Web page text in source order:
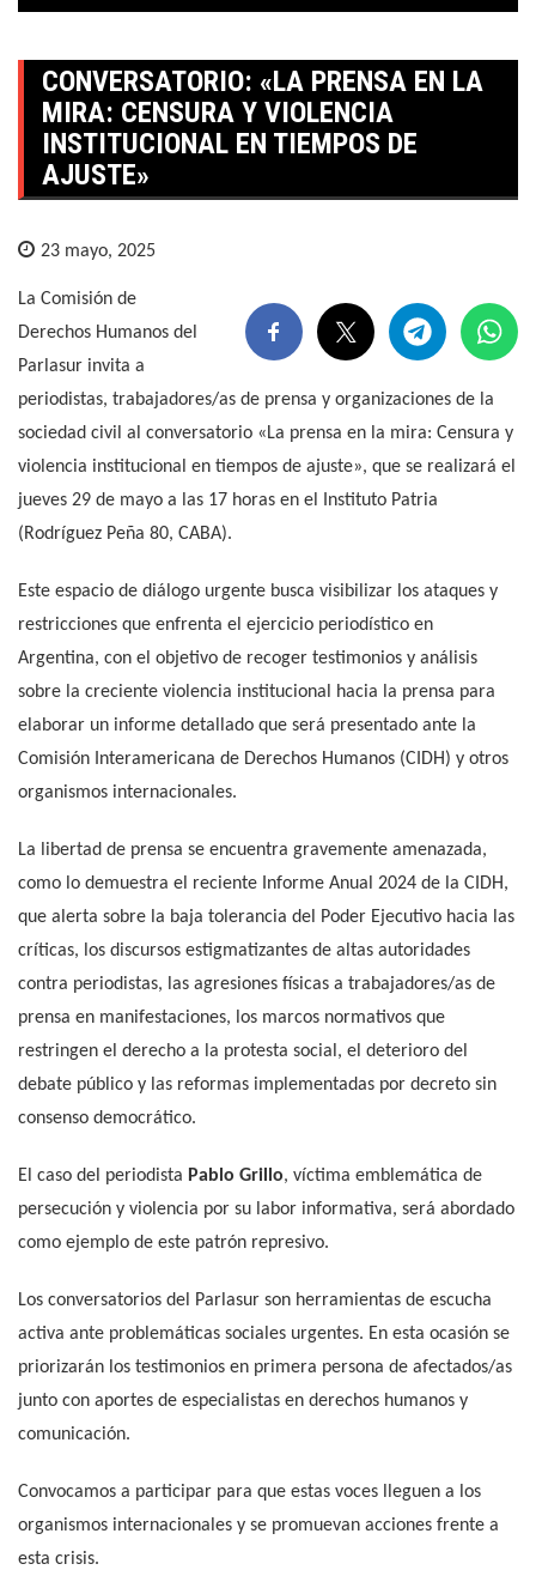
CONVERSATORIO: «LA PRENSA EN LA
MIRA: CENSURA Y VIOLENCIA
INSTITUCIONAL EN TIEMPOS DE
AJUSTE»
23 mayo, 2025
La Comisión de
Derechos Humanos del
Parlasur invita a
periodistas, trabajadores/as de prensa y organizaciones de la
sociedad civil al conversatorio «La prensa en la mira: Censura y
violencia institucional en tiempos de ajuste», que se realizará el
jueves 29 de mayo a las 17 horas en el Instituto Patria
(Rodríguez Peña 80, CABA).
Este espacio de diálogo urgente busca visibilizar los ataques y
restricciones que enfrenta el ejercicio periodístico en
Argentina, con el objetivo de recoger testimonios y análisis
sobre la creciente violencia institucional hacia la prensa para
elaborar un informe detallado que será presentado ante la
Comisión Interamericana de Derechos Humanos (CIDH) y otros
organismos internacionales.
La libertad de prensa se encuentra gravemente amenazada,
como lo demuestra el reciente Informe Anual 2024 de la CIDH,
que alerta sobre la baja tolerancia del Poder Ejecutivo hacia las
críticas, los discursos estigmatizantes de altas autoridades
contra periodistas, las agresiones físicas a trabajadores/as de
prensa en manifestaciones, los marcos normativos que
restringen el derecho a la protesta social, el deterioro del
debate público y las reformas implementadas por decreto sin
consenso democrático.
El caso del periodista Pablo Grillo, víctima emblemática de
persecución y violencia por su labor informativa, será abordado
como ejemplo de este patrón represivo.
Los conversatorios del Parlasur son herramientas de escucha
activa ante problemáticas sociales urgentes. En esta ocasión se
priorizarán los testimonios en primera persona de afectados/as
junto con aportes de especialistas en derechos humanos y
comunicación.
Convocamos a participar para que estas voces lleguen a los
organismos internacionales y se promuevan acciones frente a
esta crisis.